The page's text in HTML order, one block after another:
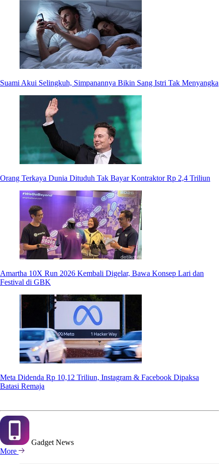
Suami Akui Selingkuh, Simpanannya Bikin Sang Istri Tak Menyangka
Orang Terkaya Dunia Dituduh Tak Bayar Kontraktor Rp 2,4 Triliun
Amartha 10X Run 2026 Kembali Digelar, Bawa Konsep Lari dan
Festival di GBK
Meta Didenda Rp 10,12 Triliun, Instagram & Facebook Dipaksa
Batasi Remaja
Gadget News
More